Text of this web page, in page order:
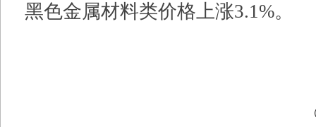
黑色金属材料类价格上涨3.1%。